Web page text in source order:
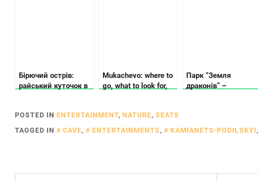
Бірючий острів:
райський куточок в
сучасного
мистецтва та
Mukachevo: where to
go, what to look for,
Парк “Земля
драконів” –
POSTED IN ENTERTAINMENT, NATURE, SEATS
TAGGED IN
CAVE, ENTERTAINMENTS, KAMIANETS-PODILSKYI,